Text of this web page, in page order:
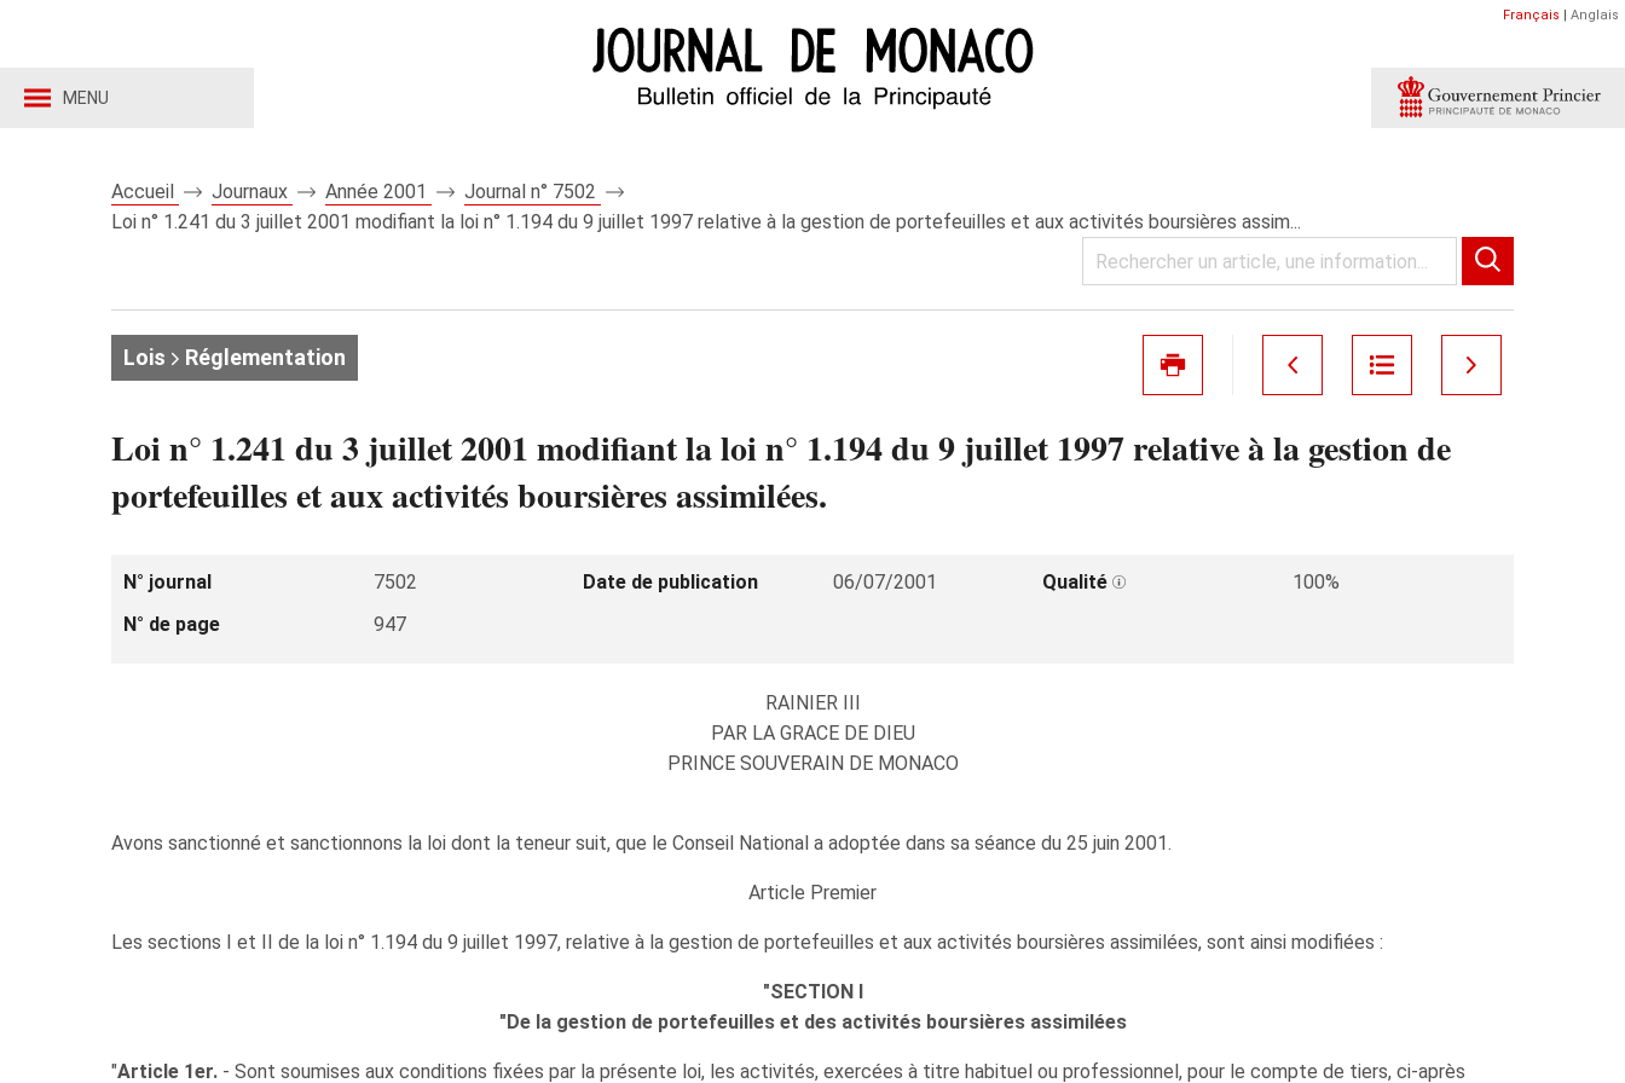
MENU
Français | Anglais
Accueil Journaux Année 2001
Journal n° 7502
Loi n° 1.241 du 3 juillet 2001 modifiant la loi n° 1.194 du 9 juillet 1997 relative à la gestion de portefeuilles et aux activités boursières assim...
Lois Réglementation
Loi n° 1.241 du 3 juillet 2001 modifiant la loi n° 1.194 du 9 juillet 1997 relative à la gestion de
portefeuilles et aux activités boursières assimilées.
N° journal 7502 Date de publication 06/07/2001 Qualité
100%
N° de page
947
RAINIER III
PAR LA GRACE DE DIEU
PRINCE SOUVERAIN DE MONACO
Avons sanctionné et sanctionnons la loi dont la teneur suit, que le Conseil National a adoptée dans sa séance du 25 juin 2001.
Article Premier
Les sections I et II de la loi n° 1.194 du 9 juillet 1997, relative à la gestion de portefeuilles et aux activités boursières assimilées, sont ainsi modifiées :
"SECTION I
"De la gestion de portefeuilles et des activités boursières assimilées
"Article 1er. - Sont soumises aux conditions fixées par la présente loi, les activités, exercées à titre habituel ou professionnel, pour le compte de tiers, ci-après